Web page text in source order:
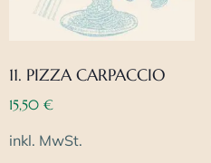
11. PIZZA CARPACCIO
15,50 €
inkl. MwSt.